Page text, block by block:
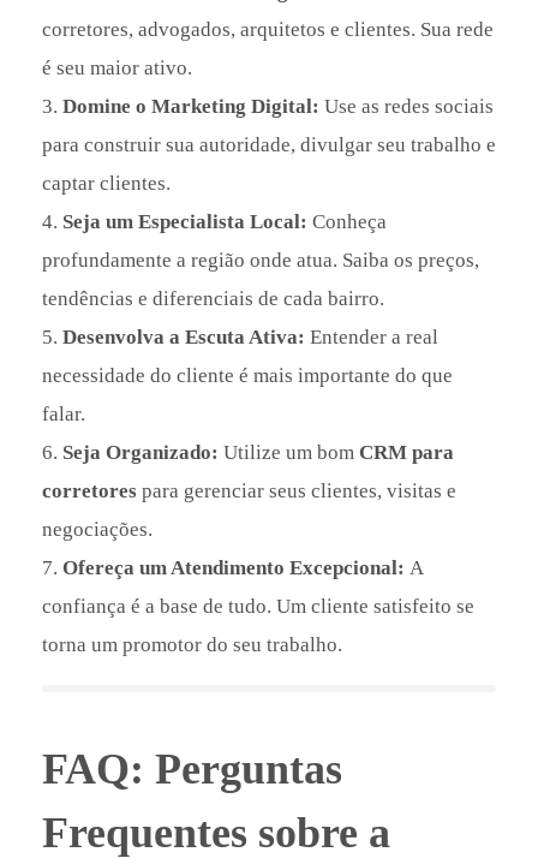
corretores, advogados, arquitetos e clientes. Sua rede
é seu maior ativo.
Domine o Marketing Digital: Use as redes sociais
para construir sua autoridade, divulgar seu trabalho e
captar clientes.
Seja um Especialista Local: Conheça
profundamente a região onde atua. Saiba os preços,
tendências e diferenciais de cada bairro.
Desenvolva a Escuta Ativa: Entender a real
necessidade do cliente é mais importante do que
falar.
Seja Organizado: Utilize um bom CRM para
corretores para gerenciar seus clientes, visitas e
negociações.
Ofereça um Atendimento Excepcional: A
confiança é a base de tudo. Um cliente satisfeito se
torna um promotor do seu trabalho.
FAQ: Perguntas
Frequentes sobre a